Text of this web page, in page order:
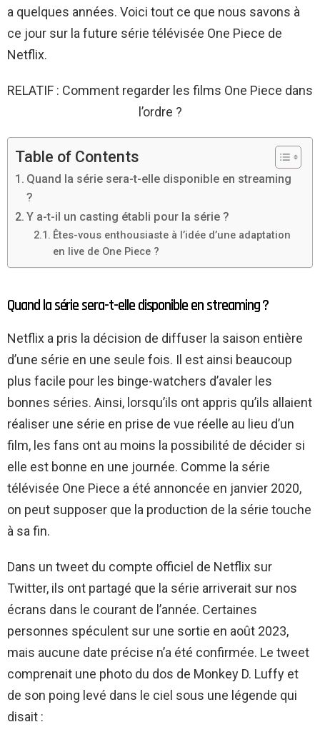
a quelques années. Voici tout ce que nous savons à
ce jour sur la future série télévisée One Piece de
Netflix.
RELATIF : Comment regarder les films One Piece dans
l’ordre ?
Table of Contents
Quand la série sera-t-elle disponible en streaming
?
Y a-t-il un casting établi pour la série ?
Êtes-vous enthousiaste à l’idée d’une adaptation
en live de One Piece ?
Quand la série sera-t-elle disponible en streaming ?
Netflix a pris la décision de diffuser la saison entière
d’une série en une seule fois. Il est ainsi beaucoup
plus facile pour les binge-watchers d’avaler les
bonnes séries. Ainsi, lorsqu’ils ont appris qu’ils allaient
réaliser une série en prise de vue réelle au lieu d’un
film, les fans ont au moins la possibilité de décider si
elle est bonne en une journée. Comme la série
télévisée One Piece a été annoncée en janvier 2020,
on peut supposer que la production de la série touche
à sa fin.
Dans un tweet du compte officiel de Netflix sur
Twitter, ils ont partagé que la série arriverait sur nos
écrans dans le courant de l’année. Certaines
personnes spéculent sur une sortie en août 2023,
mais aucune date précise n’a été confirmée. Le tweet
comprenait une photo du dos de Monkey D. Luffy et
de son poing levé dans le ciel sous une légende qui
disait :